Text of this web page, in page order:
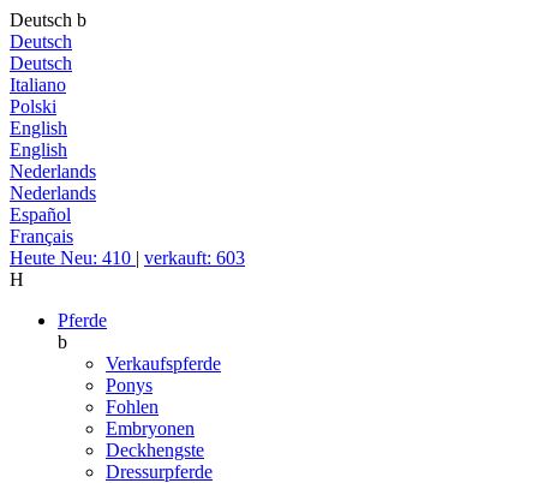
Deutsch b
Deutsch
Deutsch
Italiano
Polski
English
English
Nederlands
Nederlands
Español
Français
Heute Neu: 410 | verkauft: 603
H
Pferde
b
Verkaufspferde
Ponys
Fohlen
Embryonen
Deckhengste
Dressurpferde